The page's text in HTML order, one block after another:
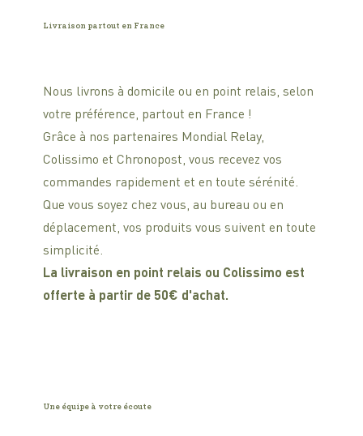
Livraison partout en France
Nous livrons à domicile ou en point relais, selon
votre préférence, partout en France !
Grâce à nos partenaires Mondial Relay,
Colissimo et Chronopost, vous recevez vos
commandes rapidement et en toute sérénité.
Que vous soyez chez vous, au bureau ou en
déplacement, vos produits vous suivent en toute
simplicité.
La livraison en point relais ou Colissimo est
offerte à partir de 50€ d'achat.
Une équipe à votre écoute